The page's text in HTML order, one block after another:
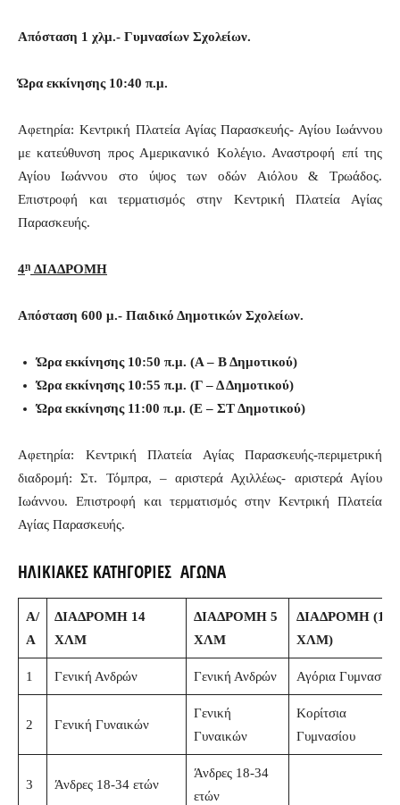
Απόσταση 1 χλμ.- Γυμνασίων Σχολείων.
Ώρα εκκίνησης 10:40 π.μ.
Αφετηρία: Κεντρική Πλατεία Αγίας Παρασκευής- Αγίου Ιωάννου
με κατεύθυνση προς Αμερικανικό Κολέγιο. Αναστροφή επί της
Αγίου Ιωάννου στο ύψος των οδών Αιόλου & Τρωάδος.
Επιστροφή και τερματισμός στην Κεντρική Πλατεία Αγίας
Παρασκευής.
4η ΔΙΑΔΡΟΜΗ
Απόσταση 600 μ.- Παιδικό Δημοτικών Σχολείων.
Ώρα εκκίνησης 10:50 π.μ. (Α – Β Δημοτικού)
Ώρα εκκίνησης 10:55 π.μ. (Γ – Δ Δημοτικού)
Ώρα εκκίνησης 11:00 π.μ. (Ε – ΣΤ Δημοτικού)
Αφετηρία: Κεντρική Πλατεία Αγίας Παρασκευής-περιμετρική
διαδρομή: Στ. Τόμπρα, – αριστερά Αχιλλέως- αριστερά Αγίου
Ιωάννου. Επιστροφή και τερματισμός στην Κεντρική Πλατεία
Αγίας Παρασκευής.
ΗΛΙΚΙΑΚΕΣ ΚΑΤΗΓΟΡΙΕΣ ΑΓΩΝΑ
Α/
Α
ΔΙΑΔΡΟΜΗ 14
ΧΛΜ
ΔΙΑΔΡΟΜΗ 5
ΧΛΜ
ΔΙΑΔΡΟΜΗ (1
ΧΛΜ)
1 Γενική Ανδρών Γενική Ανδρών Αγόρια Γυμνασίου
2 Γενική Γυναικών
Γενική
Γυναικών
Κορίτσια
Γυμνασίου
3 Άνδρες 18-34 ετών
Άνδρες 18-34
ετών